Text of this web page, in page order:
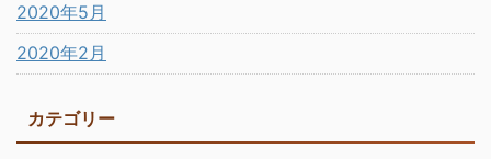
2020年5月
2020年2月
カテゴリー